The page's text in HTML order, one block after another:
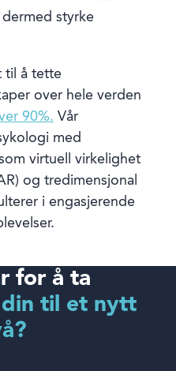
styrke
til å tette
over hele verden
90%. Vår
med
virtuell virkelighet
og tredimensjonal
i engasjerende
for å ta
til et nytt